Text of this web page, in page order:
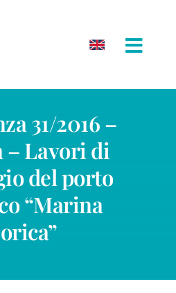
31/2016 –
– Lavori di
del porto
“Marina